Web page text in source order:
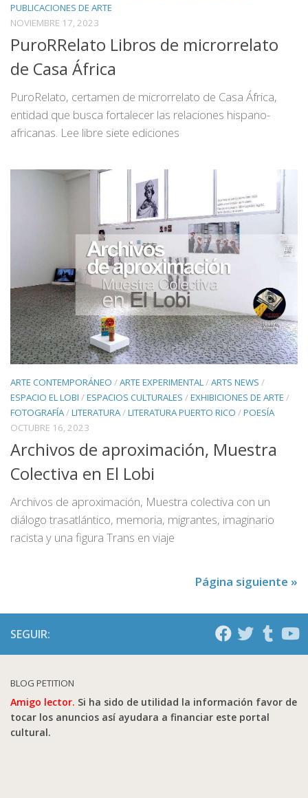
PUBLICACIONES DE ARTE
NOVIEMBRE 17, 2023
PuroRRelato Libros de microrrelato
de Casa África
PuroRelato, certamen de microrrelato de Casa África,
entidad que busca fortalecer las relaciones hispano-
africanas. Lee libre siete ediciones
ARTE CONTEMPORÁNEO /ARTE EXPERIMENTAL/ARTS NEWS /
ESPACIO EL LOBI /ESPACIOS CULTURALES /EXHIBICIONES DE ARTE /
FOTOGRAFÍA/LITERATURA/LITERATURA PUERTO RICO /POESÍA
OCTUBRE 16, 2023
Archivos de aproximación, Muestra
Colectiva en El Lobi
Archivos de aproximación, Muestra colectiva con un
diálogo trasatlántico, memoria, migrantes, imaginario
racista y una figura Trans en viaje
Página siguiente »
SEGUIR:
BLOG PETITION
Amigo lector. Si ha sido de utilidad la información favor de
tocar los anuncios así ayudara a financiar este portal
cultural.